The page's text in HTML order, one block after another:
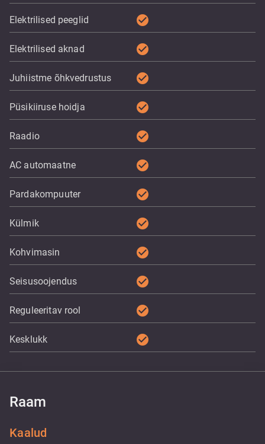
Elektrilised peeglid check_circle
Elektrilised aknad check_circle
Juhiistme õhkvedrustus check_circle
Püsikiiruse hoidja check_circle
Raadio check_circle
AC automaatne check_circle
Pardakompuuter check_circle
Külmik check_circle
Kohvimasin check_circle
Seisusoojendus check_circle
Reguleeritav rool check_circle
Kesklukk check_circle
Raam
Kaalud